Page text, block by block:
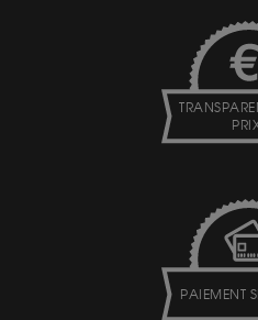
PAIEMENT